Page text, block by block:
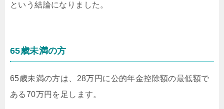
という結論になりました。
65歳未満の方
65歳未満の方は、28万円に公的年金控除額の最低額で
ある70万円を足します。